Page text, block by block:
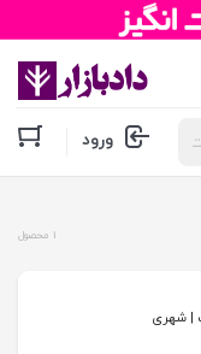
ورود
1 محصول
| شهری